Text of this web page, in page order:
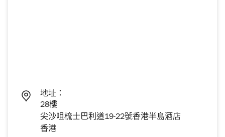
地址：
28樓
尖沙咀梳士巴利道19-22號香港半島酒店
香港